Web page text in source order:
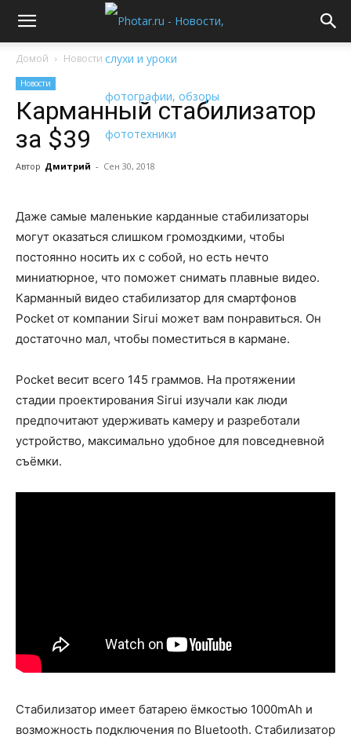
Домой Новости
Новости
Карманный стабилизатор
за $39
Автор Дмитрий - Сен 30, 2018
Даже самые маленькие карданные стабилизаторы
могут оказаться слишком громоздкими, чтобы
постоянно носить их с собой, но есть нечто
миниатюрное, что поможет снимать плавные видео.
Карманный видео стабилизатор для смартфонов
Pocket от компании Sirui может вам понравиться. Он
достаточно мал, чтобы поместиться в кармане.
Pocket весит всего 145 граммов. На протяжении
стадии проектирования Sirui изучали как люди
предпочитают удерживать камеру и разреботали
устройство, максимально удобное для повседневной
съёмки.
Стабилизатор имеет батарею ёмкостью 1000mAh и
возможность подключения по Bluetooth. Стабилизатор